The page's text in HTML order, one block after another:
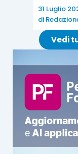
31 Luglio
di
Vedi